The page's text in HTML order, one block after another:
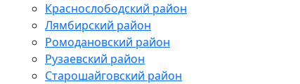
Краснослободский район
Лямбирский район
Ромодановский район
Рузаевский район
Старошайговский район